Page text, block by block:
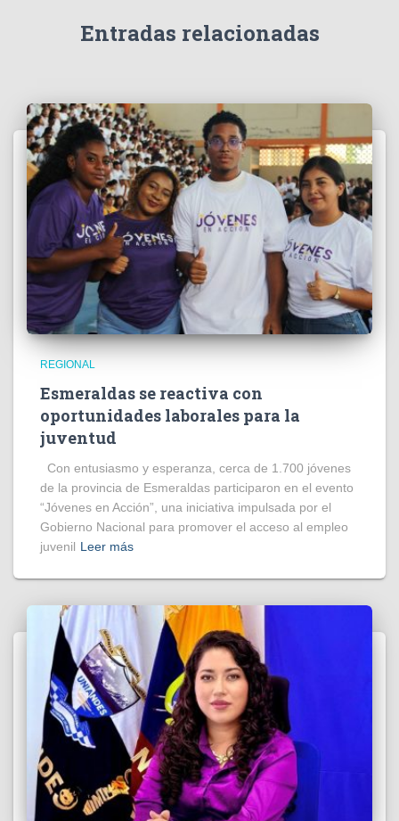
Entradas relacionadas
REGIONAL
Esmeraldas se reactiva con
oportunidades laborales para la
juventud
Con entusiasmo y esperanza, cerca de 1.700 jóvenes
de la provincia de Esmeraldas participaron en el evento
“Jóvenes en Acción”, una iniciativa impulsada por el
Gobierno Nacional para promover el acceso al empleo
juvenil Leer más